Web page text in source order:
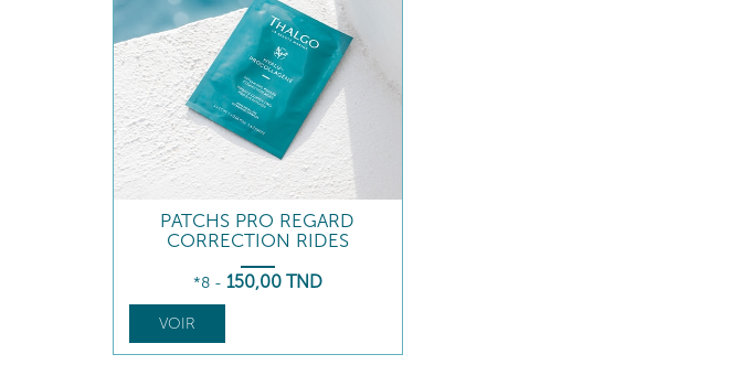
PATCHS PRO REGARD
CORRECTION RIDES
*8 - 150,00 TND
VOIR